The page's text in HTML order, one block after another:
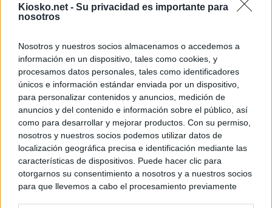
Kiosko.net - Su privacidad es importante para
nosotros
Nosotros y nuestros socios almacenamos o accedemos a
información en un dispositivo, tales como cookies, y
procesamos datos personales, tales como identificadores
únicos e información estándar enviada por un dispositivo,
para personalizar contenidos y anuncios, medición de
anuncios y del contenido e información sobre el público, así
como para desarrollar y mejorar productos. Con su permiso,
nosotros y nuestros socios podemos utilizar datos de
localización geográfica precisa e identificación mediante las
características de dispositivos. Puede hacer clic para
otorgarnos su consentimiento a nosotros y a nuestros socios
para que llevemos a cabo el procesamiento previamente